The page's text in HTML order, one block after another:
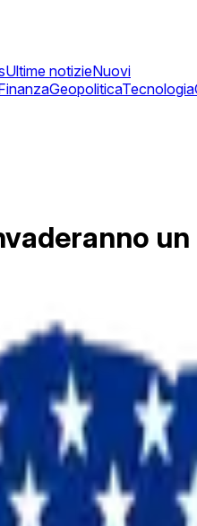
Ultime notizieNuovi
GeopoliticaTecnologia